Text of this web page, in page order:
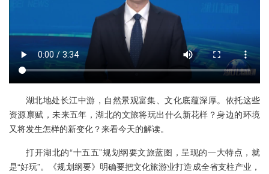
湖北地处长江中游，自然景观富集、文化底蕴深厚。依托这些
资源禀赋，未来五年，湖北的文旅将玩出什么新花样？身边的环境
又将发生怎样的新变化？来看今天的解读。
打开湖北的“十五五”规划纲要文旅蓝图，呈现的一大特点，就
是“好玩”。《规划纲要》明确要把文化旅游业打造成全省支柱产业，